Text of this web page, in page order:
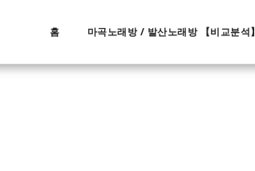
홈 마곡노래방 / 발산노래방 【비교분석】